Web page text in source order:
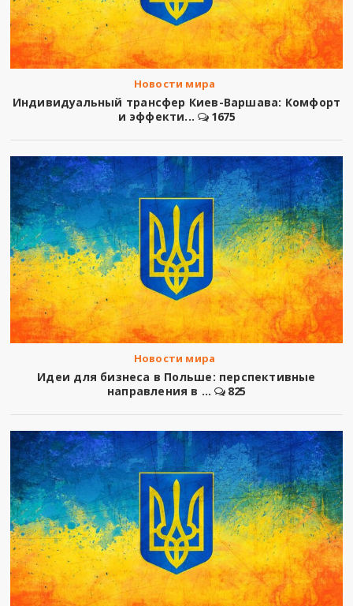
Новости мира
Индивидуальный трансфер Киев-Варшава: Комфорт
и эффекти...
1675
Новости мира
Идеи для бизнеса в Польше: перспективные
направления в ...
825